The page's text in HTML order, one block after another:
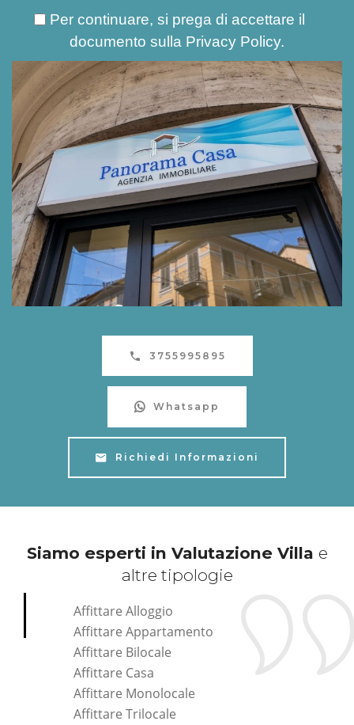
Per continuare, si prega di accettare il
documento sulla Privacy Policy.
3755995895
Whatsapp
Richiedi Informazioni
Siamo esperti in Valutazione Villa e
altre tipologie
Affittare Alloggio
Affittare Appartamento
Affittare Bilocale
Affittare Casa
Affittare Monolocale
Affittare Trilocale